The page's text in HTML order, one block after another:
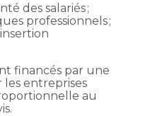
des salariés ;
professionnels ;
financés par une
entreprises
au